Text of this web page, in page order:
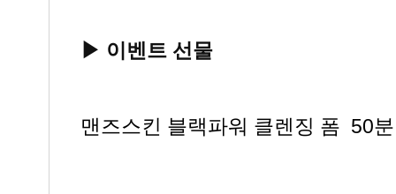
▶ 이벤트 선물
맨즈스킨 블랙파워 클렌징 폼 50분